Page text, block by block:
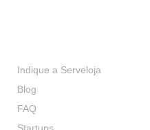
Indique a Serveloja
Blog
FAQ